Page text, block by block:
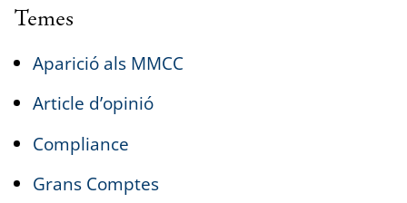
Temes
Aparició als MMCC
Article d’opinió
Compliance
Grans Comptes